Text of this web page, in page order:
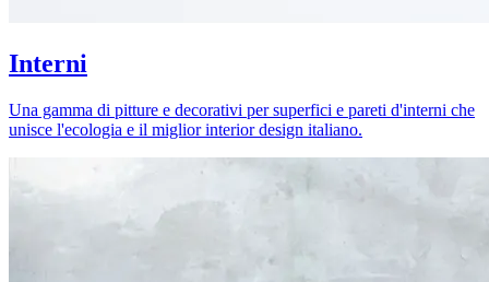
Interni
Una gamma di pitture e decorativi per superfici e pareti d'interni che
unisce l'ecologia e il miglior interior design italiano.